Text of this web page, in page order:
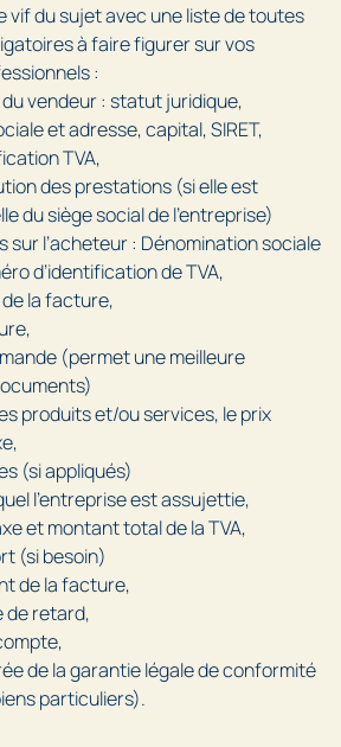
vif du sujet avec une liste de toutes
à faire figurer sur vos
:
vendeur : statut juridique,
et adresse, capital, SIRET,
TVA,
des prestations (si elle est
du siège social de l’entreprise)
sur l’acheteur : Dénomination sociale
d’identification de TVA,
de la facture,
(permet une meilleure
produits et/ou services, le prix
(si appliqués)
l’entreprise est assujettie,
et montant total de la TVA,
(si besoin)
de la facture,
de retard,
de la garantie légale de conformité
particuliers).